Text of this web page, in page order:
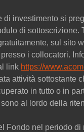
investimento si
di
sul sito
i collocatori.
link https://
attività
in tutto o in
al lordo della
nel periodo